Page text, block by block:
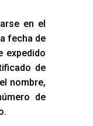
en el
fecha de
expedido
de
nombre,
de